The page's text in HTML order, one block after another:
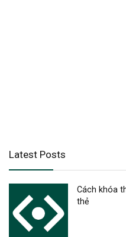
Latest Posts
Cách khóa
thẻ